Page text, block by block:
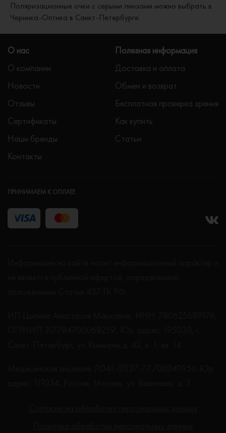
Поляризационные очки с серыми линзами можно выбрать в
Черника-Оптика в Санкт-Петербурге.
О нас
О компании
Новости
Отзывы
Сертификаты
Наши бренды
Контакты
Полезная информация
Доставка и оплата
Обмен и возврат
Бесплатная проверка зрения
Как купить
Статьи
ПРИНИМАЕМ К ОПЛАТЕ